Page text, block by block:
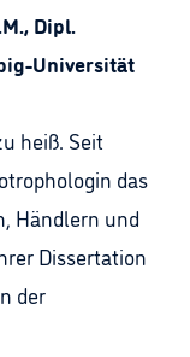
Dipl.
Universität
heiß. Seit
das
Händlern und
Dissertation
der